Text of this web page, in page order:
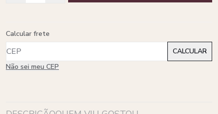
Calcular frete
Não sei meu CEP